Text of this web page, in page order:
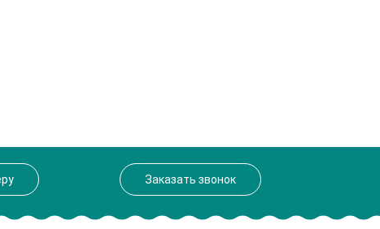
Заказать звонок